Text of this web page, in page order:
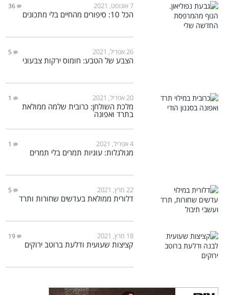
7 אוגוסט, 2021 36
הכל 10: סיפורים מהחיים בלי מתכונים
26 אפריל, 2021 5
הצבע של הטבע: חומוס ירקות צבעוני
20 אפריל, 2021 1
מלכת השולחן: כרובית שלמה ממולאת
בתרד ואפונה
4 אפריל, 2021 1
מגולגלות: עוגיות תמרים בלי תמרים
22 מרץ, 2021 5
דלורית ממולאת בעדשים שחורות ותרד
18 מרץ, 2021 19
קציצות שעועית ודלעת ברוטב ירוקים